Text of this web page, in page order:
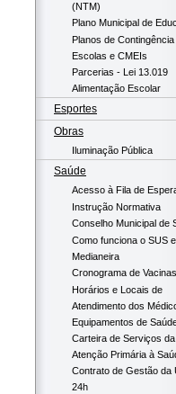
(NTM)
Plano Municipal de
Planos de Contingência
Escolas e CMEIs
Parcerias - Lei 13.019
Alimentação Escolar
Esportes
Obras
Iluminação Pública
Saúde
Acesso à Fila de
Instrução Normativa
Conselho Municipal de
Como funciona o SUS
Medianeira
Cronograma de Vacinas
Horários e Locais de
Atendimento dos
Equipamentos de
Carteira de Serviços da
Atenção Primária à
Contrato de Gestão da
24h